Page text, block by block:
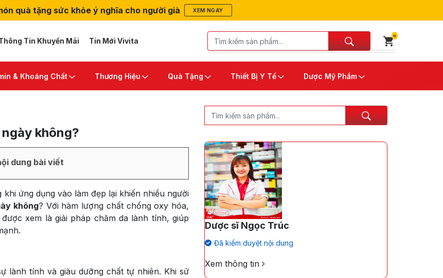
quà tặng sức khỏe ý nghĩa cho người già XEM NGAY
Tin Khuyến Mãi Tin Mới Vivita
0
& Khoáng Chất Thương Hiệu Quà Tặng Thiết Bị Y Tế Dược Mỹ Phẩm
không​?
dung bài viết
ứng dụng vào làm đẹp lại khiến nhiều người
không? Với hàm lượng chất chống oxy hóa,
xem là giải pháp chăm da lành tính, giúp
lành tính và giàu dưỡng chất tự nhiên. Khi sử
Dược sĩ Ngọc Trúc
Đã kiểm duyệt nội dung
Xem thông tin